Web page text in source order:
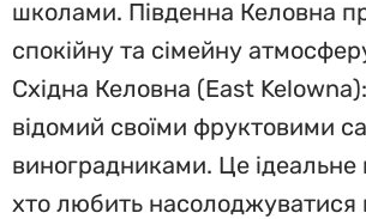
школами. Південна Келовна
спокійну та сімейну
Східна Келовна (East
відомий своїми фруктовими
виноградниками. Це ідеальне
хто любить